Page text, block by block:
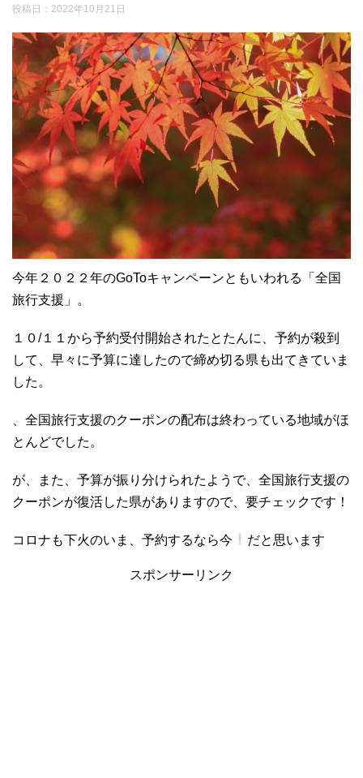
投稿日： 2022年10月21日
今年２０２２年のGoToキャンペーンともいわれる「全国
旅行支援」。
１０/１１から予約受付開始されたとたんに、予約が殺到
して、早々に予算に達したので締め切る県も出てきていま
した。
、全国旅行支援のクーポンの配布は終わっている地域がほ
とんどでした。
が、また、予算が振り分けられたようで、全国旅行支援の
クーポンが復活した県がありますので、要チェックです！
コロナも下火のいま、予約するなら今 だと思います
スポンサーリンク